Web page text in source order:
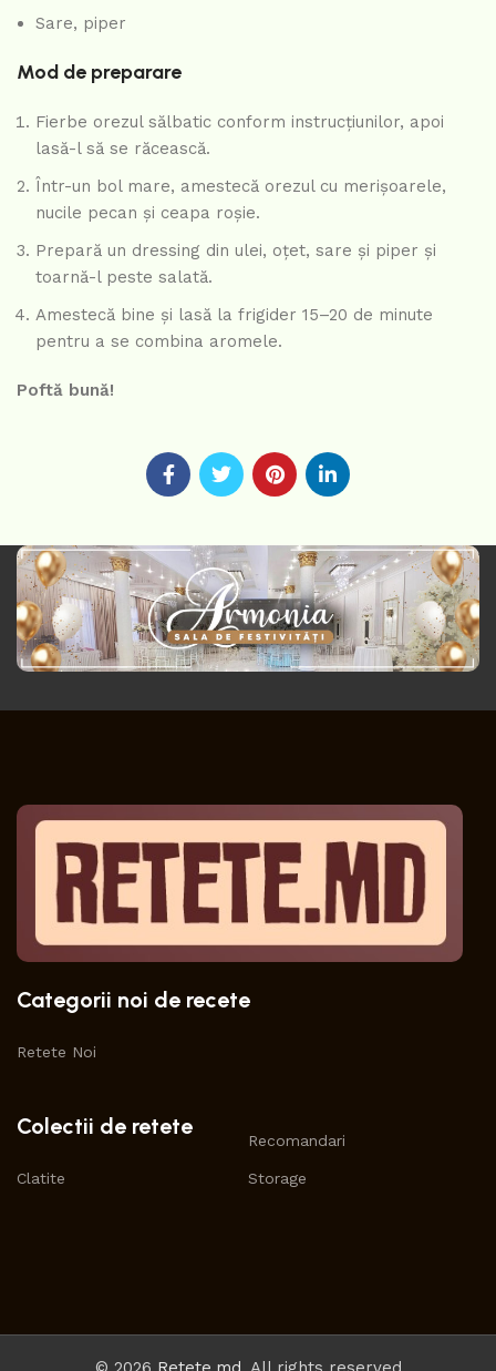
Sare, piper
Mod de preparare
Fierbe orezul sălbatic conform instrucțiunilor, apoi
lasă-l să se răcească.
Într-un bol mare, amestecă orezul cu merișoarele,
nucile pecan și ceapa roșie.
Prepară un dressing din ulei, oțet, sare și piper și
toarnă-l peste salată.
Amestecă bine și lasă la frigider 15–20 de minute
pentru a se combina aromele.
Poftă bună!
Categorii noi de recete
Retete Noi
Colectii de retete
Clatite
Recomandari
Storage